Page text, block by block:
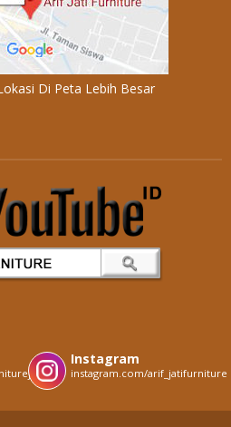
Di Peta Lebih Besar
Instagram
instagram.com/arif_jatifurniture